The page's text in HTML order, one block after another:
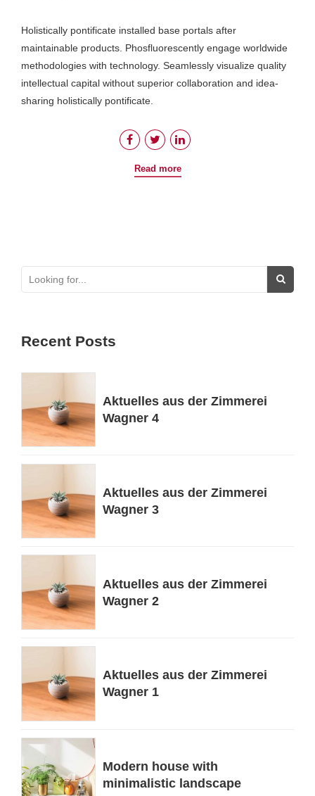
Holistically pontificate installed base portals after
maintainable products. Phosfluorescently engage worldwide
methodologies with technology. Seamlessly visualize quality
intellectual capital without superior collaboration and idea-
sharing holistically pontificate.
Read more
Recent Posts
Aktuelles aus der Zimmerei
Wagner 4
Aktuelles aus der Zimmerei
Wagner 3
Aktuelles aus der Zimmerei
Wagner 2
Aktuelles aus der Zimmerei
Wagner 1
Modern house with
minimalistic landscape